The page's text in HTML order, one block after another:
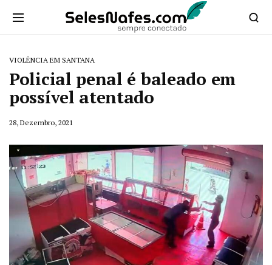
VIOLÊNCIA EM SANTANA
Policial penal é baleado em
possível atentado
28, Dezembro, 2021